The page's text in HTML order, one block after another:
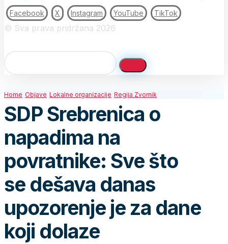
Facebook X Instagram YouTube TikTok
© Sva prava pridržana 2026
Home Objave Lokalne organizacije Regija Zvornik
SDP Srebrenica o
napadima na
povratnike: Sve što
se dešava danas
upozorenje je za dane
koji dolaze